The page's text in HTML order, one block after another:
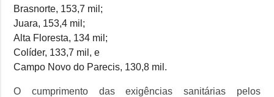
Brasnorte, 153,7 mil;
Juara, 153,4 mil;
Alta Floresta, 134 mil;
Colíder, 133,7 mil, e
Campo Novo do Parecis, 130,8 mil.
O cumprimento das exigências sanitárias pelos